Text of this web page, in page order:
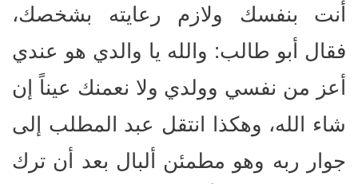
أنت بنفسك ولازم رعايته بشخصك،
فقال أبو طالب: والله يا والدي هو عندي
أعز من نفسي وولدي ولا نعمنك عيناً إن
شاء الله، وهكذا انتقل عبد المطلب إلى
جوار ربه وهو مطمئن ألبال بعد أن ترك